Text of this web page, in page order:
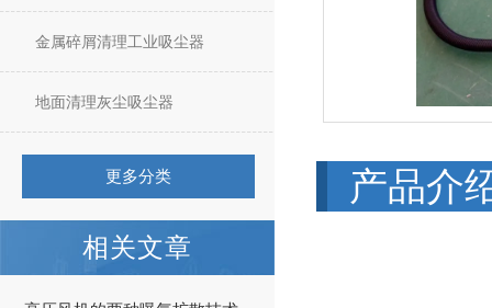
金属碎屑清理工业吸尘器
地面清理灰尘吸尘器
更多分类
相关文章
产品介